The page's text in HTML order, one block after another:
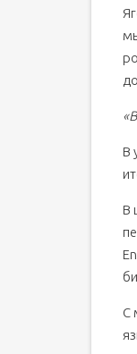
В
В
С